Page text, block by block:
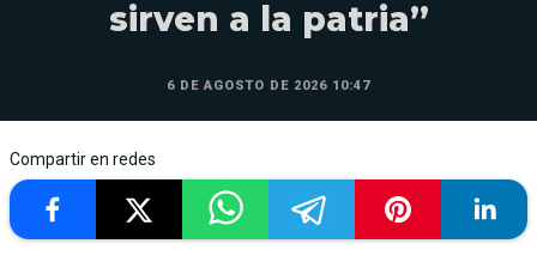
sirven a la patria”
6 DE AGOSTO DE 2026 10:47
Compartir en redes